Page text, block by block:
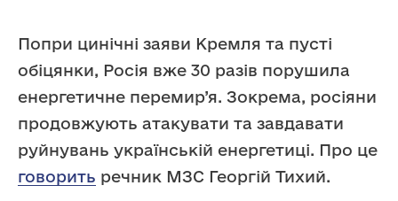
Попри цинічні заяви Кремля та пусті
обіцянки, Росія вже 30 разів порушила
енергетичне перемир’я. Зокрема, росіяни
продовжують атакувати та завдавати
руйнувань українській енергетиці. Про це
говорить речник МЗС Георгій Тихий.